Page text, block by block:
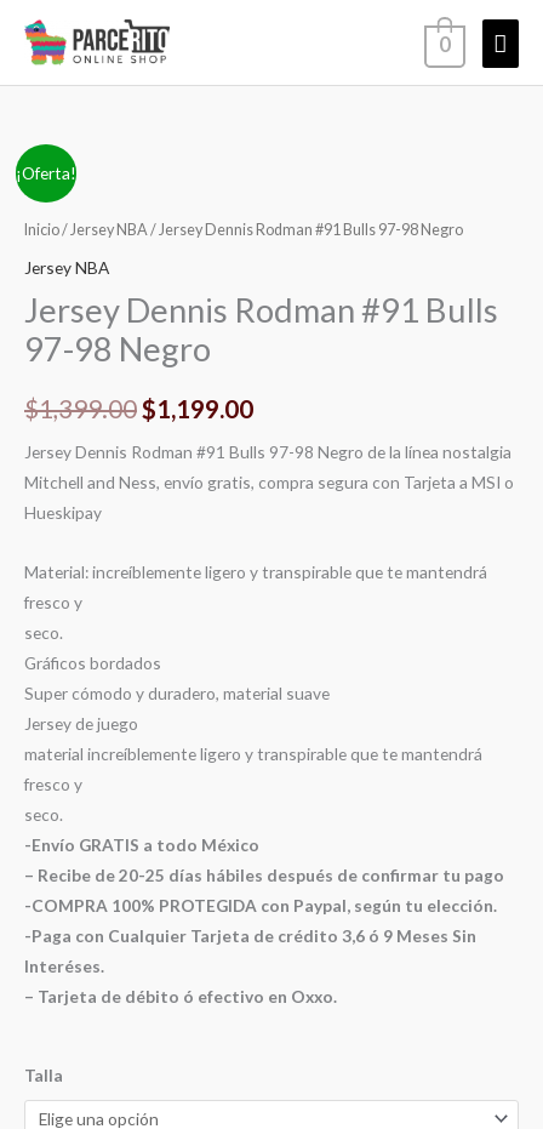
0
¡Oferta!
Inicio/Jersey NBA/ Jersey Dennis Rodman #91 Bulls 97-98 Negro
Jersey NBA
Jersey Dennis Rodman #91 Bulls
97-98 Negro
$1,399.00
precio
era:
$1,399.00.
$1,199.00
precio
es:
Jersey Dennis Rodman #91 Bulls 97-98 Negro de la línea nostalgia
Mitchell and Ness, envío gratis, compra segura con Tarjeta a MSI o
Hueskipay
Material: increíblemente ligero y transpirable que te mantendrá
fresco y
seco.
Gráficos bordados
Super cómodo y duradero, material suave
Jersey de juego
material increíblemente ligero y transpirable que te mantendrá
fresco y
seco.
-Envío GRATIS a todo México
– Recibe de 20-25 días hábiles después de confirmar tu pago
-COMPRA 100% PROTEGIDA con Paypal, según tu elección.
-Paga con Cualquier Tarjeta de crédito 3,6 ó 9 Meses Sin
Interéses.
– Tarjeta de débito ó efectivo en Oxxo.
Talla
Jersey
Dennis
Rodman
#91
97-
98
cantidad